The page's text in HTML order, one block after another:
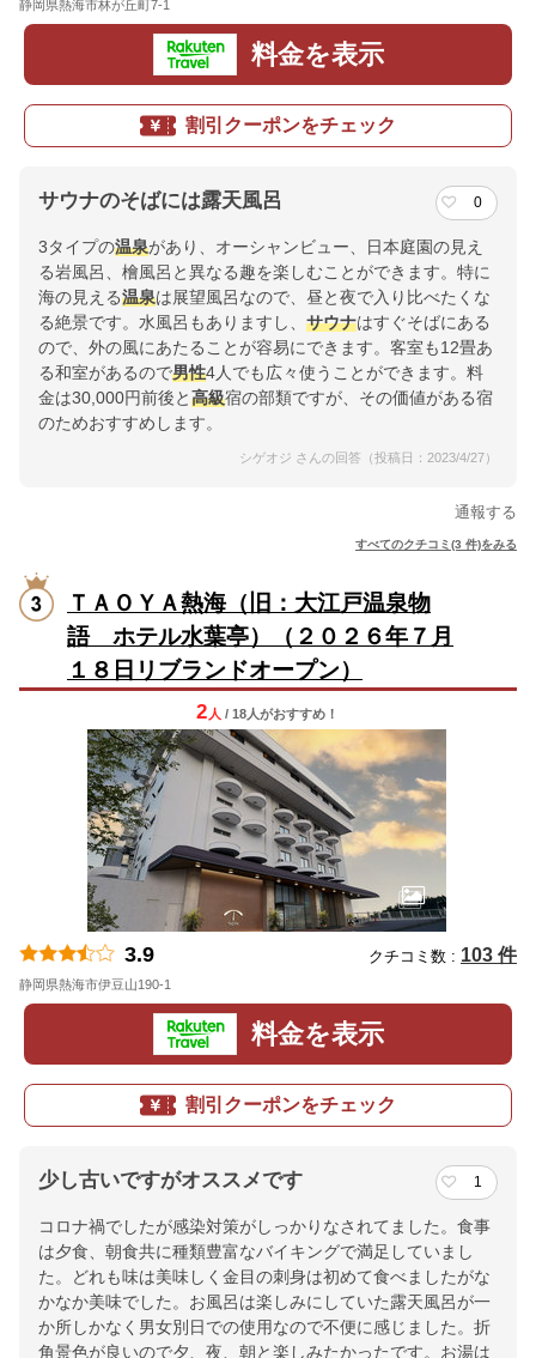
静岡県熱海市林が丘町7-1
料金を表示
割引クーポンをチェック
サウナのそばには露天風呂 0
3タイプの温泉があり、オーシャンビュー、日本庭園の見え
る岩風呂、檜風呂と異なる趣を楽しむことができます。特に
海の見える温泉は展望風呂なので、昼と夜で入り比べたくな
る絶景です。水風呂もありますし、 サウナはすぐそばにある
ので、外の風にあたることが容易にできます。客室も12畳あ
る和室があるので男性4人でも広々使うことができます。料
金は30,000円前後と高級宿の部類ですが、その価値がある宿
のためおすすめします。
シゲオジ さんの回答（投稿日：2023/4/27）
通報する
すべてのクチコミ(3 件)をみる
ＴＡＯＹＡ熱海（旧：大江戸温泉物
語 ホテル水葉亭）（２０２６年７月
１８日リブランドオープン）
2 人 / 18人がおすすめ！
3.9 クチコミ数 : 103 件
静岡県熱海市伊豆山190-1
料金を表示
割引クーポンをチェック
少し古いですがオススメです 1
コロナ禍でしたが感染対策がしっかりなされてました。食事
は夕食、朝食共に種類豊富なバイキングで満足していまし
た。どれも味は美味しく金目の刺身は初めて食べましたがな
かなか美味でした。お風呂は楽しみにしていた露天風呂が一
か所しかなく男女別日での使用なので不便に感じました。折
角景色が良いので夕、夜、朝と楽しみたかったです。お湯は